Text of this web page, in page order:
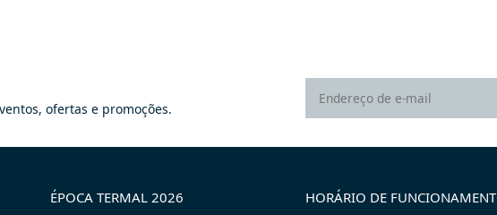
ofertas e promoções.
ÉPOCA TERMAL 2026 HORÁRIO DE